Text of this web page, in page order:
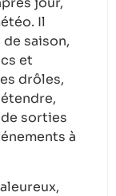
Il
saison,
et
drôles,
sorties
à